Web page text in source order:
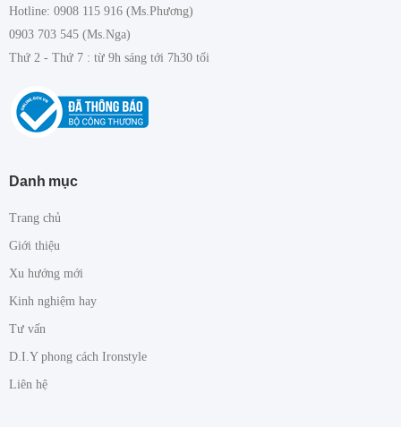
Hotline: 0908 115 916 (Ms.Phương)
0903 703 545 (Ms.Nga)
Thứ 2 - Thứ 7 : từ 9h sáng tới 7h30 tối
Danh mục
Trang chủ
Giới thiệu
Xu hướng mới
Kinh nghiệm hay
Tư vấn
D.I.Y phong cách Ironstyle
Liên hệ